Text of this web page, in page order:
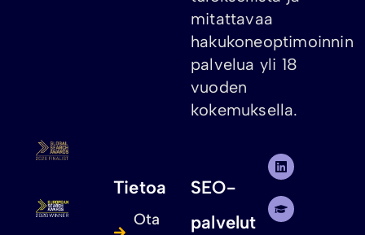
mitattavaa
hakukoneoptimoinnin
palvelua yli 18
vuoden
kokemuksella.
Tietoa
Ota
SEO-
palvelut